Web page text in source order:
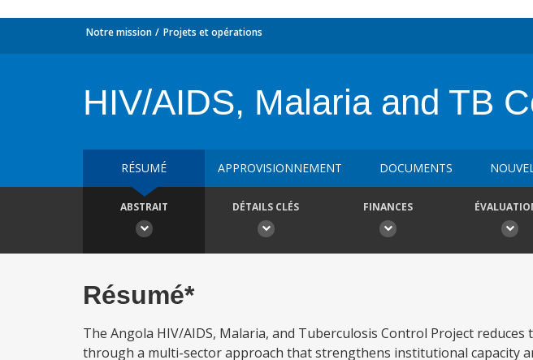
Notre mission Projets et opérations
HIV/AIDS, Malaria and TB
RÉSUMÉ APPROVISIONNEMENT DOCUMENTS
ABSTRAIT DÉTAILS CLÉS FINANCES
Résumé*
The Angola HIV/AIDS, Malaria, and Tuberculosis Control Project
through a multi-sector approach that strengthens institutional capacity